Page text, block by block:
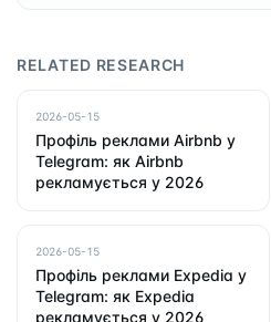
RELATED RESEARCH
2026-05-15
Профіль реклами Airbnb у
Telegram: як Airbnb
рекламується у 2026
2026-05-15
Профіль реклами Expedia у
Telegram: як Expedia
рекламується у 2026